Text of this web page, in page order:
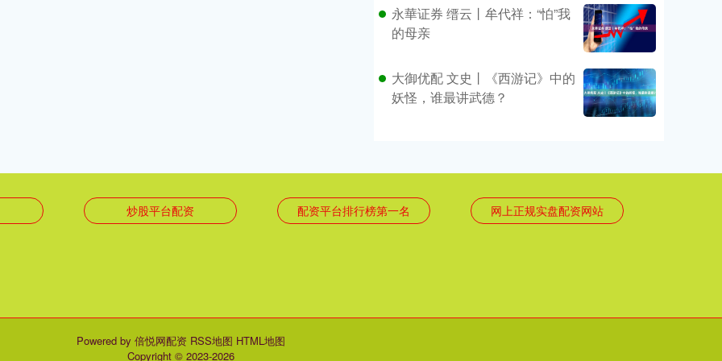
永華证券 缙云丨牟代祥：“怕”我
的母亲
大御优配 文史丨《西游记》中的
妖怪，谁最讲武德？
炒股平台配资 配资平台排行榜第一名 网上正规实盘配资网站
Powered by 倍悦网配资 RSS地图 HTML地图
Copyright © 2023-2026